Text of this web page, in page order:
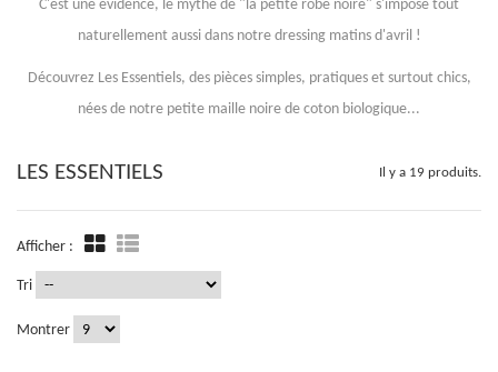
C'est une évidence, le mythe de "la petite robe noire" s'impose tout
naturellement aussi dans notre dressing matins d'avril !
Découvrez Les Essentiels, des pièces simples, pratiques et surtout chics,
nées de notre petite maille noire de coton biologique...
LES ESSENTIELS Il y a 19 produits.
Afficher :
Tri
Montrer